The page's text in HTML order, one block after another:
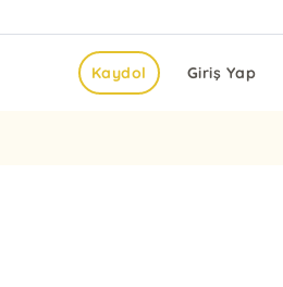
Giriş Yap
Kaydol